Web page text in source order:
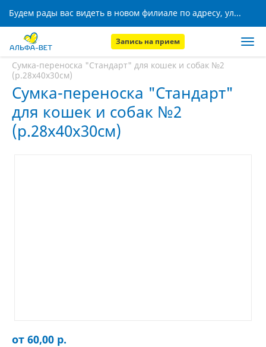
Будем рады вас видеть в новом филиале по адресу, ул. Кижеватова, 8!
Запись на прием
Главная
Сумка-переноска "Стандарт" для кошек и собак №2
(р.28х40х30см)
Сумка-переноска "Стандарт"
для кошек и собак №2
(р.28х40х30см)
от 60,00 р.